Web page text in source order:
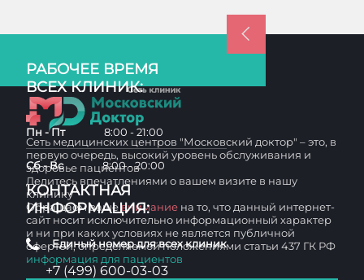
РАБОЧЕЕ ВРЕМЯ
ВСЕХ КЛИНИК:
Пн - Пт 8:00 - 21:00
Сб - Вс 8:00 - 20:00
КОНТАКТНАЯ
ИНФОРМАЦИЯ:
Единый номер для всех клиник
+7 (499) 600-03-03
Сеть медицинских центров "Московский доктор" – это, в
первую очередь, высокий уровень обслуживания и
здоровье пациентов
Делитесь впечатлениями о вашем визите в нашу
клинику
Обращаем вашевнимание на то, что данный интернет-
сайт носит исключительно информационный характер
и ни при каких условиях не является публичной
офертой, определяемой положениями статьи 437 ГК РФ
информация для пациентов